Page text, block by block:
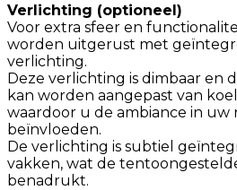
Verlichting (optioneel)
Voor extra sfeer en
worden uitgerust met
verlichting.
Deze verlichting is dimbaar
kan worden aangepast van
waardoor u de ambiance in
beïnvloeden.
De verlichting is subtiel
vakken, wat de
benadrukt.